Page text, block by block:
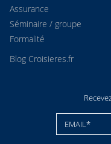
Assurance
Séminaire / groupe
Formalité
Blog Croisieres.fr
EMAIL*